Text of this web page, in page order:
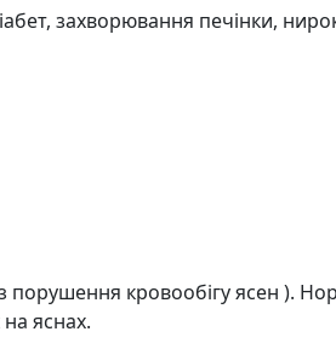
захворювання печінки,
кровообігу ясен ).
яснах.